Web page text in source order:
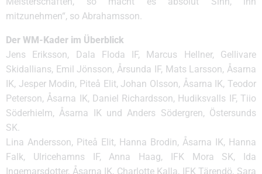
mitzunehmen“, so Abrahamsson.
Der WM-Kader im Überblick
Jens Eriksson, Dala Floda IF, Marcus Hellner, Gellivare
Skidallians, Emil Jönsson, Årsunda IF, Mats Larsson, Åsarna
IK, Jesper Modin, Piteå Elit, Johan Olsson, Åsarna IK, Teodor
Peterson, Åsarna IK, Daniel Richardsson, Hudiksvalls IF, Tiio
Söderhielm, Åsarna IK und Anders Södergren, Östersunds
SK.
Lina Andersson, Piteå Elit, Hanna Brodin, Åsarna IK, Hanna
Falk, Ulricehamns IF, Anna Haag, IFK Mora SK, Ida
Ingemarsdotter, Åsarna IK, Charlotte Kalla, IFK Tärendö, Sara